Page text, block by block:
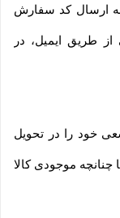
ارسال کد سفارش
طریق ایمیل، در
خود را در تحویل
چنانچه موجودی کالا